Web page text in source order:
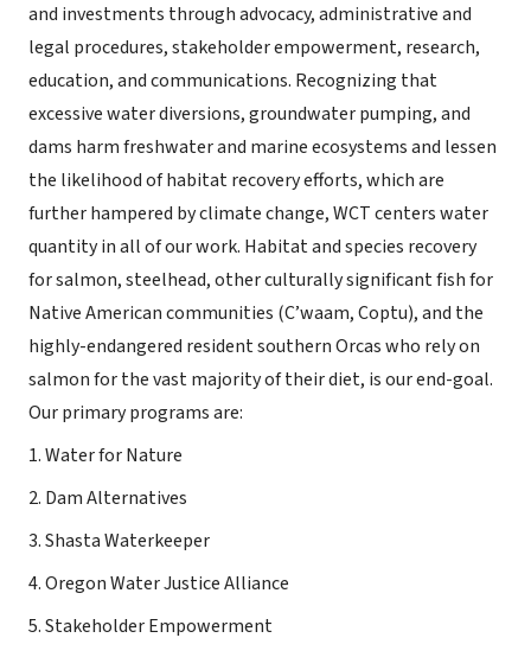
and investments through advocacy, administrative and
legal procedures, stakeholder empowerment, research,
education, and communications. Recognizing that
excessive water diversions, groundwater pumping, and
dams harm freshwater and marine ecosystems and lessen
the likelihood of habitat recovery efforts, which are
further hampered by climate change, WCT centers water
quantity in all of our work. Habitat and species recovery
for salmon, steelhead, other culturally significant fish for
Native American communities (C’waam, Coptu), and the
highly-endangered resident southern Orcas who rely on
salmon for the vast majority of their diet, is our end-goal.
Our primary programs are:
1. Water for Nature
2. Dam Alternatives
3. Shasta Waterkeeper
4. Oregon Water Justice Alliance
5. Stakeholder Empowerment